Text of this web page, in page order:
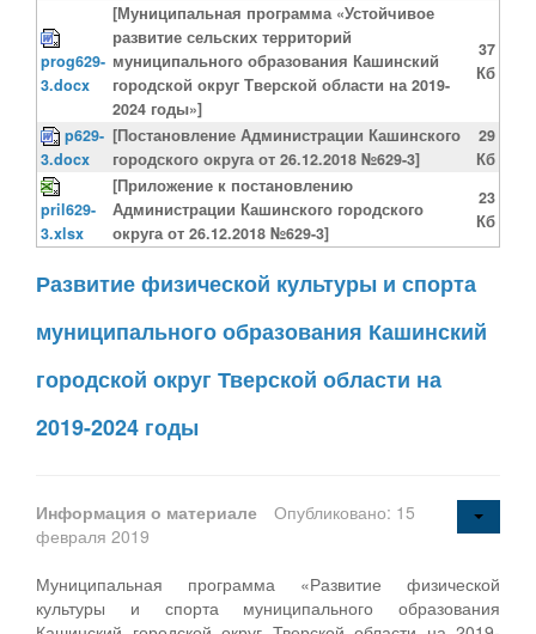
prog629-
3.docx
[Муниципальная программа «Устойчивое
развитие сельских территорий
муниципального образования Кашинский
городской округ Тверской области на 2019-
2024 годы»]
37
Кб
p629-
3.docx
[Постановление Администрации Кашинского
городского округа от 26.12.2018 №629-3]
29
Кб
pril629-
3.xlsx
[Приложение к постановлению
Администрации Кашинского городского
округа от 26.12.2018 №629-3]
23
Кб
Развитие физической культуры и спорта
муниципального образования Кашинский
городской округ Тверской области на
2019-2024 годы
Информация о материале
Опубликовано: 15
февраля 2019
Муниципальная программа «Развитие физической
культуры и спорта муниципального образования